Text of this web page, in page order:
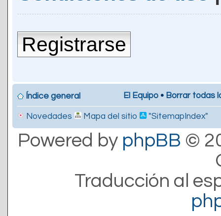
Registrarse
Índice general El Equipo • Borrar todas
Novedades Mapa del sitio "SitemapIndex"
Powered by phpBB ©
Traducción al